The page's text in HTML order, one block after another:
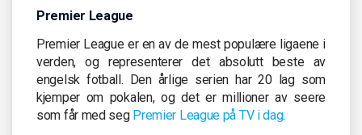
Premier League
Premier League er en av de mest populære ligaene i
verden, og representerer det absolutt beste av
engelsk fotball. Den årlige serien har 20 lag som
kjemper om pokalen, og det er millioner av seere
som får med seg Premier League på TV i dag.